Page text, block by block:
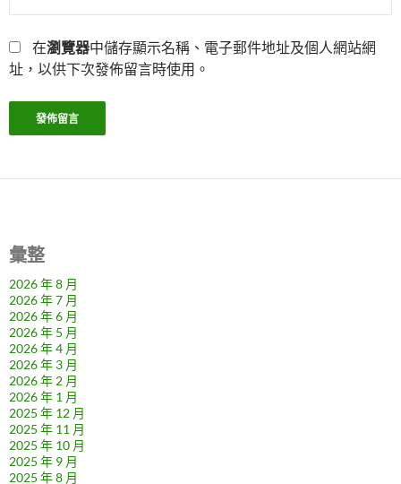
在瀏覽器中儲存顯示名稱、電子郵件地址及個人網站網
址，以供下次發佈留言時使用。
彙整
2026 年 8 月
2026 年 7 月
2026 年 6 月
2026 年 5 月
2026 年 4 月
2026 年 3 月
2026 年 2 月
2026 年 1 月
2025 年 12 月
2025 年 11 月
2025 年 10 月
2025 年 9 月
2025 年 8 月